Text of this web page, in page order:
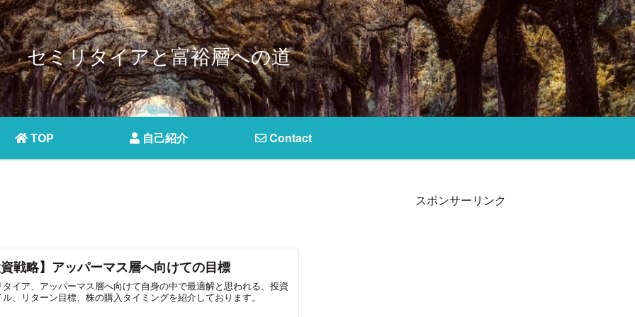
セミリタイアと富裕層への道
TOP 自己紹介 Contact
戦略】アッパーマス層へ向けての目標
タイア、アッパーマス層へ向けて自身の中で最適解と思われる、投資
、リターン目標、株の購入タイミングを紹介しております。
スポンサーリンク